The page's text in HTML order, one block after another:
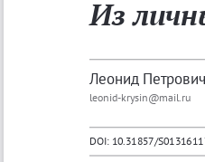
Из
Леонид Петрович
leonid-krysin@mail.ru
DOI: 10.31857/